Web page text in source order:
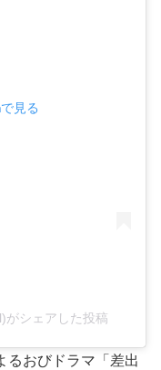
見る
がシェアした投稿
るおびドラマ「差出